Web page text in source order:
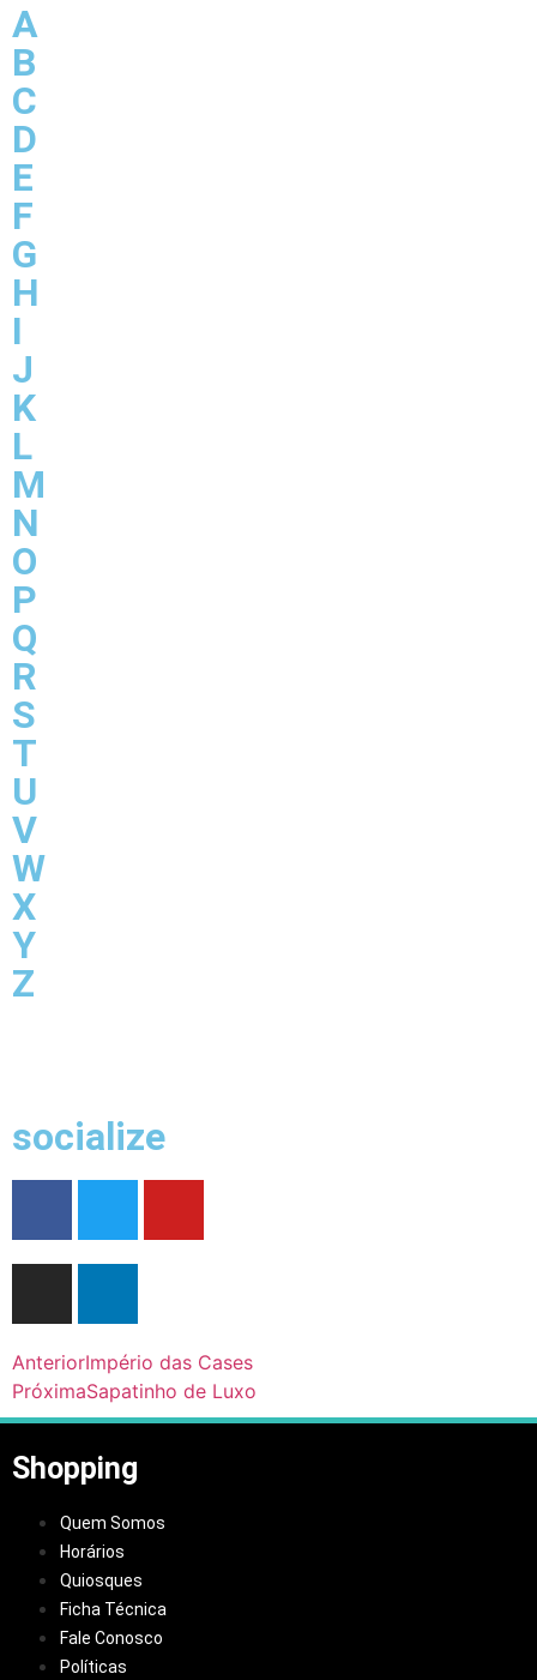
A
B
C
D
E
F
G
H
I
J
K
L
M
N
O
P
Q
R
S
T
U
V
W
X
Y
Z
socialize
AnteriorImpério das Cases
PróximaSapatinho de Luxo
Shopping
Quem Somos
Horários
Quiosques
Ficha Técnica
Fale Conosco
Políticas